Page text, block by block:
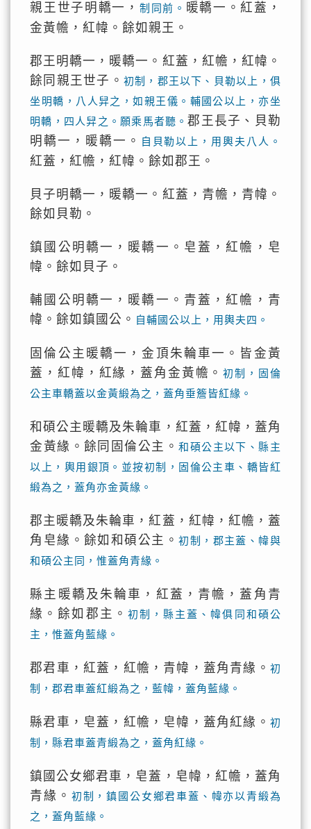
親王世子明轎一， 制同前。 暖轎一。紅蓋，
金黃幨，紅幃。餘如親王。
郡王明轎一，暖轎一。紅蓋，紅幨，紅幃。
餘同親王世子。 初制，郡王以下、貝勒以上，俱
坐明轎，八人舁之，如親王儀。輔國公以上，亦坐
明轎，四人舁之。願乘馬者聽。郡王長子、貝勒
明轎一，暖轎一。 自貝勒以上，用輿夫八人。
紅蓋，紅幨，紅幃。餘如郡王。
貝子明轎一，暖轎一。紅蓋，青幨，青幃。
餘如貝勒。
鎮國公明轎一，暖轎一。皂蓋，紅幨，皂
幃。餘如貝子。
輔國公明轎一，暖轎一。青蓋，紅幨，青
幃。餘如鎮國公。 自輔國公以上，用輿夫四。
固倫公主暖轎一，金頂朱輪車一。皆金黃
蓋，紅幃，紅緣，蓋角金黃幨。初制，固倫
公主車轎蓋以金黃緞為之，蓋角垂簷皆紅緣。
和碩公主暖轎及朱輪車，紅蓋，紅幃，蓋角
金黃緣。餘同固倫公主。和碩公主以下、縣主
以上，輿用銀頂。並按初制，固倫公主車、轎皆紅
緞為之，蓋角亦金黃緣。
郡主暖轎及朱輪車，紅蓋，紅幃，紅幨，蓋
角皂緣。餘如和碩公主。初制，郡主蓋、幃與
和碩公主同，惟蓋角青緣。
縣主暖轎及朱輪車，紅蓋，青幨，蓋角青
緣。餘如郡主。 初制，縣主蓋、幃俱同和碩公
主，惟蓋角藍緣。
郡君車，紅蓋，紅幨，青幃，蓋角青緣。 初
制，郡君車蓋紅緞為之，藍幃，蓋角藍緣。
縣君車，皂蓋，紅幨，皂幃，蓋角紅緣。 初
制，縣君車蓋青緞為之，蓋角紅緣。
鎮國公女鄉君車，皂蓋，皂幃，紅幨，蓋角
青緣。 初制，鎮國公女鄉君車蓋、幃亦以青緞為
之，蓋角藍緣。